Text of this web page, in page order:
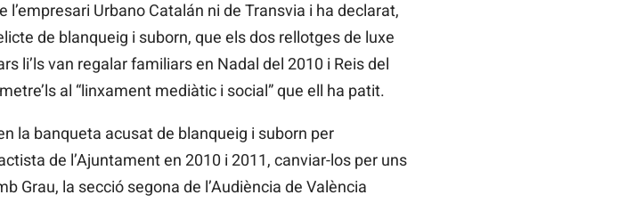
Urbano Catalán ni de Transvia i ha declarat,
de blanqueig i suborn, que els dos rellotges de luxe
li’ls van regalar familiars en Nadal del 2010 i Reis del
al “linxament mediàtic i social” que ell ha patit.
la banqueta acusat de blanqueig i suborn per
de l’Ajuntament en 2010 i 2011, canviar-los per uns
Grau, la secció segona de l’Audiència de València